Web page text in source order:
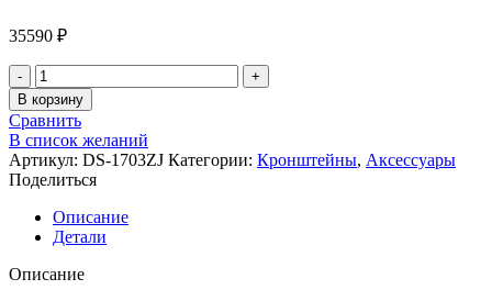
35590 ₽
В корзину
Сравнить
В список желаний
Артикул: DS-1703ZJ Категории: Кронштейны, Аксессуары
Поделиться
Описание
Детали
Описание